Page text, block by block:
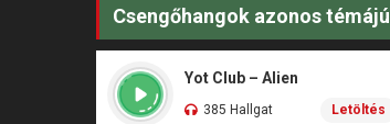
Csengőhangok azonos témájú
Yot Club – Alien
385 Hallgat Letöltés